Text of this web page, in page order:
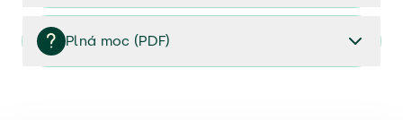
Veřejný příslib ke změnám pojištění (aktualizovaný)
Plná moc (PDF)